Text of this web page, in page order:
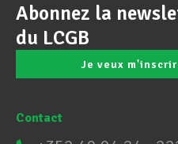
Abonnez la
du LCGB
Je veux
Contact